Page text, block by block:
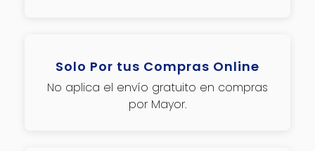
Solo Por tus Compras Online
No aplica el envío gratuito en compras
por Mayor.